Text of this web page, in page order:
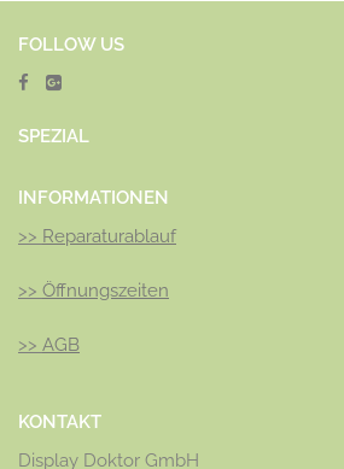
FOLLOW US
SPEZIAL
INFORMATIONEN
>> Reparaturablauf
>> Öffnungszeiten
>> AGB
KONTAKT
Display Doktor GmbH